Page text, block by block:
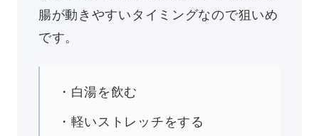
腸が動きやすいタイミングなので狙いめ
です。
・白湯を飲む
・軽いストレッチをする